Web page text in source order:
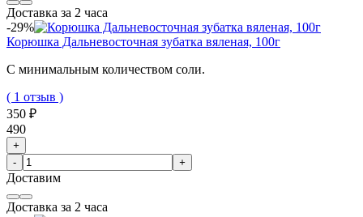
Доставка за 2 часа
-29%
Корюшка Дальневосточная зубатка вяленая, 100г
С минимальным количеством соли.
( 1 отзыв )
350 ₽
490
+
-
+
Доставим
Доставка за 2 часа